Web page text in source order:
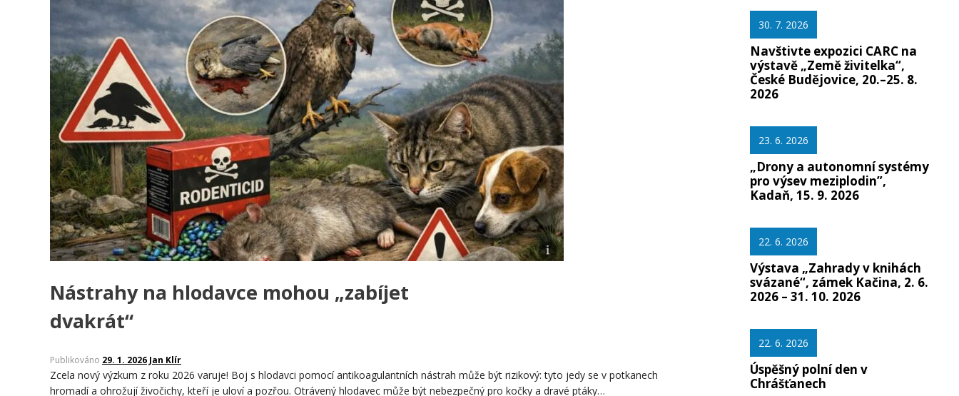
Nástrahy na hlodavce mohou „zabíjet
dvakrát“
Publikováno 29. 1. 2026 Jan Klír
Zcela nový výzkum z roku 2026 varuje! Boj s hlodavci pomocí antikoagulantních nástrah může být rizikový: tyto jedy se v potkanech
hromadí a ohrožují živočichy, kteří je uloví a pozřou. Otrávený hlodavec může být nebezpečný pro kočky a dravé ptáky…
30. 7. 2026
Navštivte expozici CARC na
výstavě „Země živitelka“,
České Budějovice, 20.–25. 8.
2026
23. 6. 2026
„Drony a autonomní systémy
pro výsev meziplodin”,
Kadaň, 15. 9. 2026
22. 6. 2026
Výstava „Zahrady v knihách
svázané“, zámek Kačina, 2. 6.
2026 – 31. 10. 2026
22. 6. 2026
Úspěšný polní den v
Chrášťanech